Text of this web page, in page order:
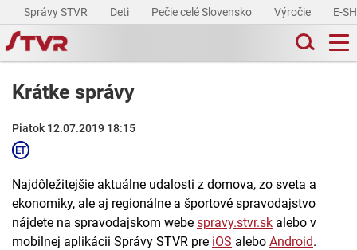
Správy STVR Deti Pečie celé Slovensko Výročie E-
Krátke správy
Piatok 12.07.2019 18:15
Najdôležitejšie aktuálne udalosti z domova, zo sveta a
ekonomiky, ale aj regionálne a športové spravodajstvo
nájdete na spravodajskom webe spravy.stvr.sk alebo v
mobilnej aplikácii Správy STVR pre iOS alebo Android.